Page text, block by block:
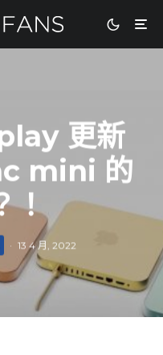
更新
mini 的
！
· 13 4 月, 2022